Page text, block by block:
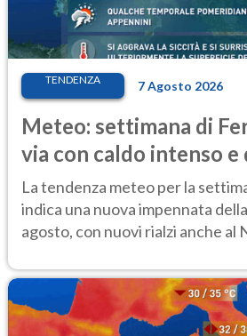
TENDENZA 7 Agosto 2026
Meteo: settimana di
via con caldo intenso e
temporale
La tendenza meteo per la
indica una nuova impennata
agosto, con nuovi rialzi anche al